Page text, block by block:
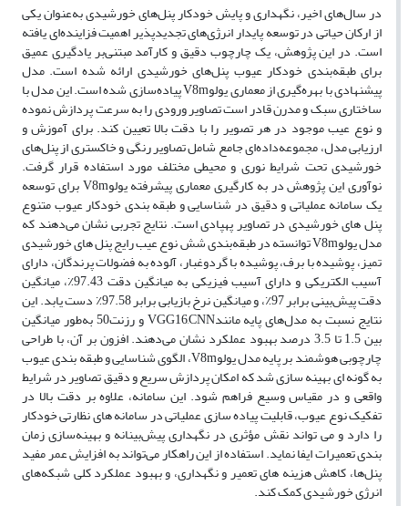
در سال‌های اخیر، نگهداری و پایش خودکار پنل‌های خورشیدی به‌عنوان یکی
از ارکان حیاتی در توسعه پایدار انرژی‌های تجدیدپذیر اهمیت فزاینده‌ای یافته
است. در این پژوهش، یک چارچوب دقیق و کارآمد مبتنی‌بر یادگیری عمیق
برای طبقه‌بندی خودکار عیوب پنل‌های خورشیدی ارائه شده است. مدل
پیشنهادی با بهره‌گیری از معماری یولوV8m پیاده‌سازی شده است. این مدل با
ساختاری سبک و مدرن قادر است تصاویر ورودی را به سرعت پردازش نموده
و نوع عیب موجود در هر تصویر را با دقت بالا تعیین کند. برای آموزش و
ارزیابی مدل، مجموعه‌داده‌ای جامع شامل تصاویر رنگی و خاکستری از پنل‌های
خورشیدی تحت شرایط نوری و محیطی مختلف مورد استفاده قرار گرفت.
نوآوری این پژوهش در به کارگیری معماری پیشرفته یولوV8m برای توسعه
یک سامانه عملیاتی و دقیق در شناسایی و طبقه بندی خودکار عیوب متنوع
پنل های خورشیدی در تصاویر پهپادی است. نتایج تجربی نشان می‌دهند که
مدل یولوV8m توانسته در طبقه‌بندی شش نوع عیب رایج پنل های خورشیدی
تمیز، پوشیده با برف، پوشیده با گردوغبار، آلوده به فضولات پرندگان، دارای
آسیب الکتریکی و دارای آسیب فیزیکی به میانگین دقت 97.43٪، میانگین
دقت پیش‌بینی برابر 97٪، و میانگین نرخ بازیابی برابر 97.58٪ دست یابد. این
نتایج نسبت به مدل‌های پایه مانندVGG16,CNN و رزنت50 به‌طور میانگین
بین 1.5 تا 3.5 درصد بهبود عملکرد نشان می‌دهند. افزون بر آن، با طراحی
چارچوبی هوشمند بر پایه مدل یولوV8m، الگوی شناسایی و طبقه بندی عیوب
به گونه ای بهینه سازی شد که امکان پردازش سریع و دقیق تصاویر در شرایط
واقعی و در مقیاس وسیع فراهم شود. این سامانه، علاوه بر دقت بالا در
تفکیک نوع عیوب، قابلیت پیاده سازی عملیاتی در سامانه های نظارتی خودکار
را دارد و می تواند نقش مؤثری در نگهداری پیش‌بینانه و بهینه‌سازی زمان
بندی تعمیرات ایفا نماید. استفاده از این راهکار می‌تواند به افزایش عمر مفید
پنل‌ها، کاهش هزینه های تعمیر و نگهداری، و بهبود عملکرد کلی شبکه‌های
انرژی خورشیدی کمک کند.